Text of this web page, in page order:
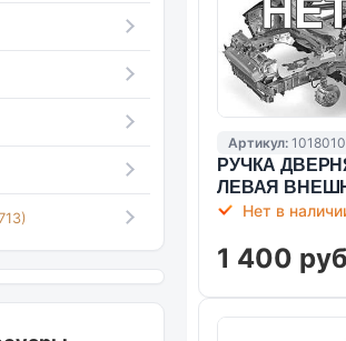
Артикул:
РУЧКА
ЛЕВАЯ
Нет в
1 400